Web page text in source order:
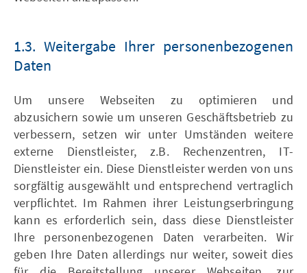
1.3. Weitergabe Ihrer personenbezogenen
Daten
Um unsere Webseiten zu optimieren und
abzusichern sowie um unseren Geschäftsbetrieb zu
verbessern, setzen wir unter Umständen weitere
externe Dienstleister, z.B. Rechenzentren, IT-
Dienstleister ein. Diese Dienstleister werden von uns
sorgfältig ausgewählt und entsprechend vertraglich
verpflichtet. Im Rahmen ihrer Leistungserbringung
kann es erforderlich sein, dass diese Dienstleister
Ihre personenbezogenen Daten verarbeiten. Wir
geben Ihre Daten allerdings nur weiter, soweit dies